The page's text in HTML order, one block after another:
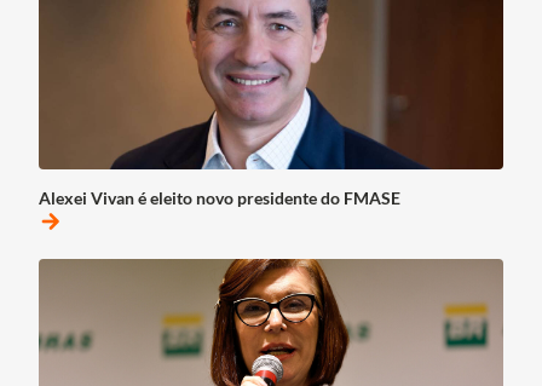
Alexei Vivan é eleito novo presidente do FMASE
arrow_forward